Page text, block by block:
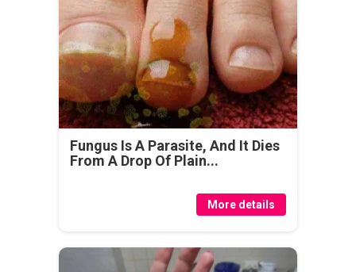
Fungus Is A Parasite, And It Dies
From A Drop Of Plain...
More details